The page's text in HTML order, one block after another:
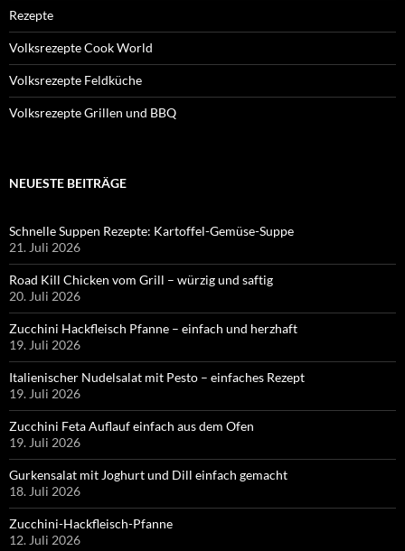
Rezepte
Volksrezepte Cook World
Volksrezepte Feldküche
Volksrezepte Grillen und BBQ
NEUESTE BEITRÄGE
Schnelle Suppen Rezepte: Kartoffel-Gemüse-Suppe
21. Juli 2026
Road Kill Chicken vom Grill – würzig und saftig
20. Juli 2026
Zucchini Hackfleisch Pfanne – einfach und herzhaft
19. Juli 2026
Italienischer Nudelsalat mit Pesto – einfaches Rezept
19. Juli 2026
Zucchini Feta Auflauf einfach aus dem Ofen
19. Juli 2026
Gurkensalat mit Joghurt und Dill einfach gemacht
18. Juli 2026
Zucchini-Hackfleisch-Pfanne
12. Juli 2026